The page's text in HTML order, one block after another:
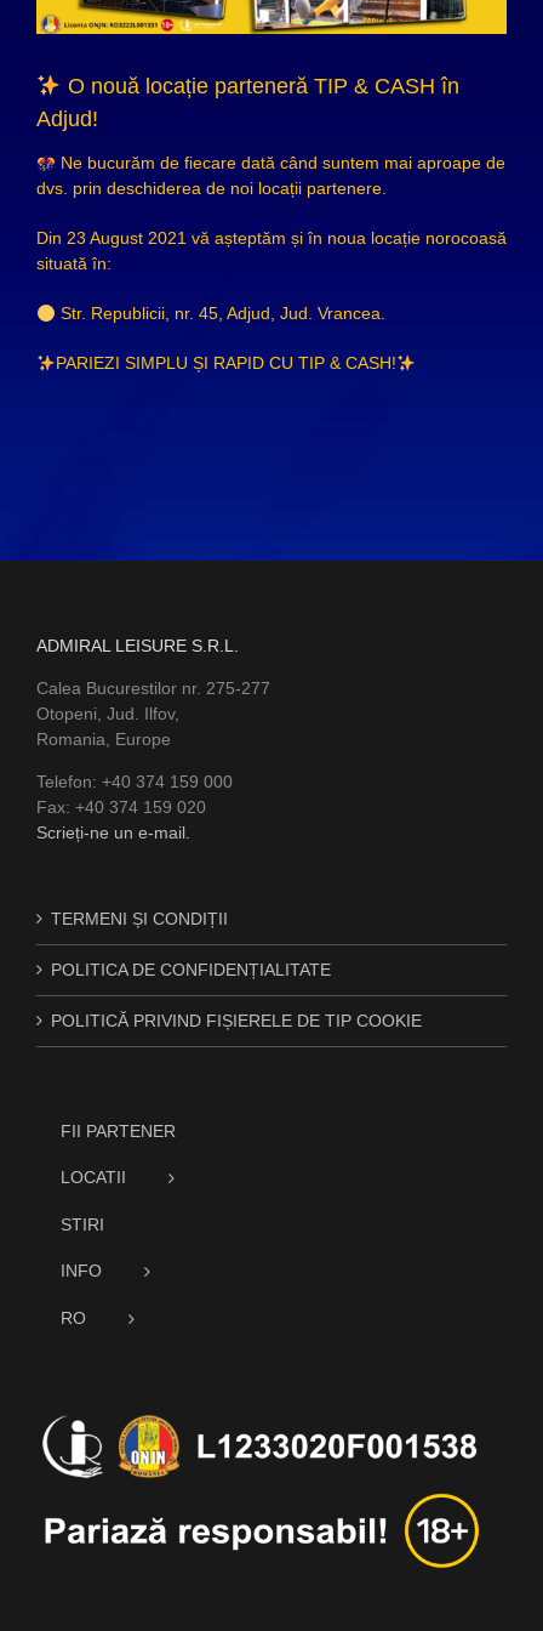
O nouă locație parteneră TIP & CASH în
Adjud!
Ne bucurăm de fiecare dată când suntem mai aproape de
dvs. prin deschiderea de noi locații partenere.
Din 23 August 2021 vă așteptăm și în noua locație norocoasă
situată în:
Str. Republicii, nr. 45, Adjud, Jud. Vrancea.
PARIEZI SIMPLU ȘI RAPID CU TIP & CASH!
ADMIRAL LEISURE S.R.L.
Calea Bucurestilor nr. 275-277
Otopeni, Jud. Ilfov,
Romania, Europe
Telefon: +40 374 159 000
Fax: +40 374 159 020
Scrieți-ne un e-mail.
TERMENI ȘI CONDIȚII
POLITICA DE CONFIDENȚIALITATE
POLITICĂ PRIVIND FIȘIERELE DE TIP COOKIE
FII PARTENER
LOCATII
STIRI
INFO
RO